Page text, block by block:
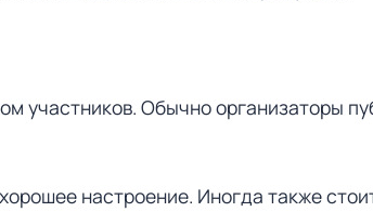
участников. Обычно организаторы
настроение. Иногда также